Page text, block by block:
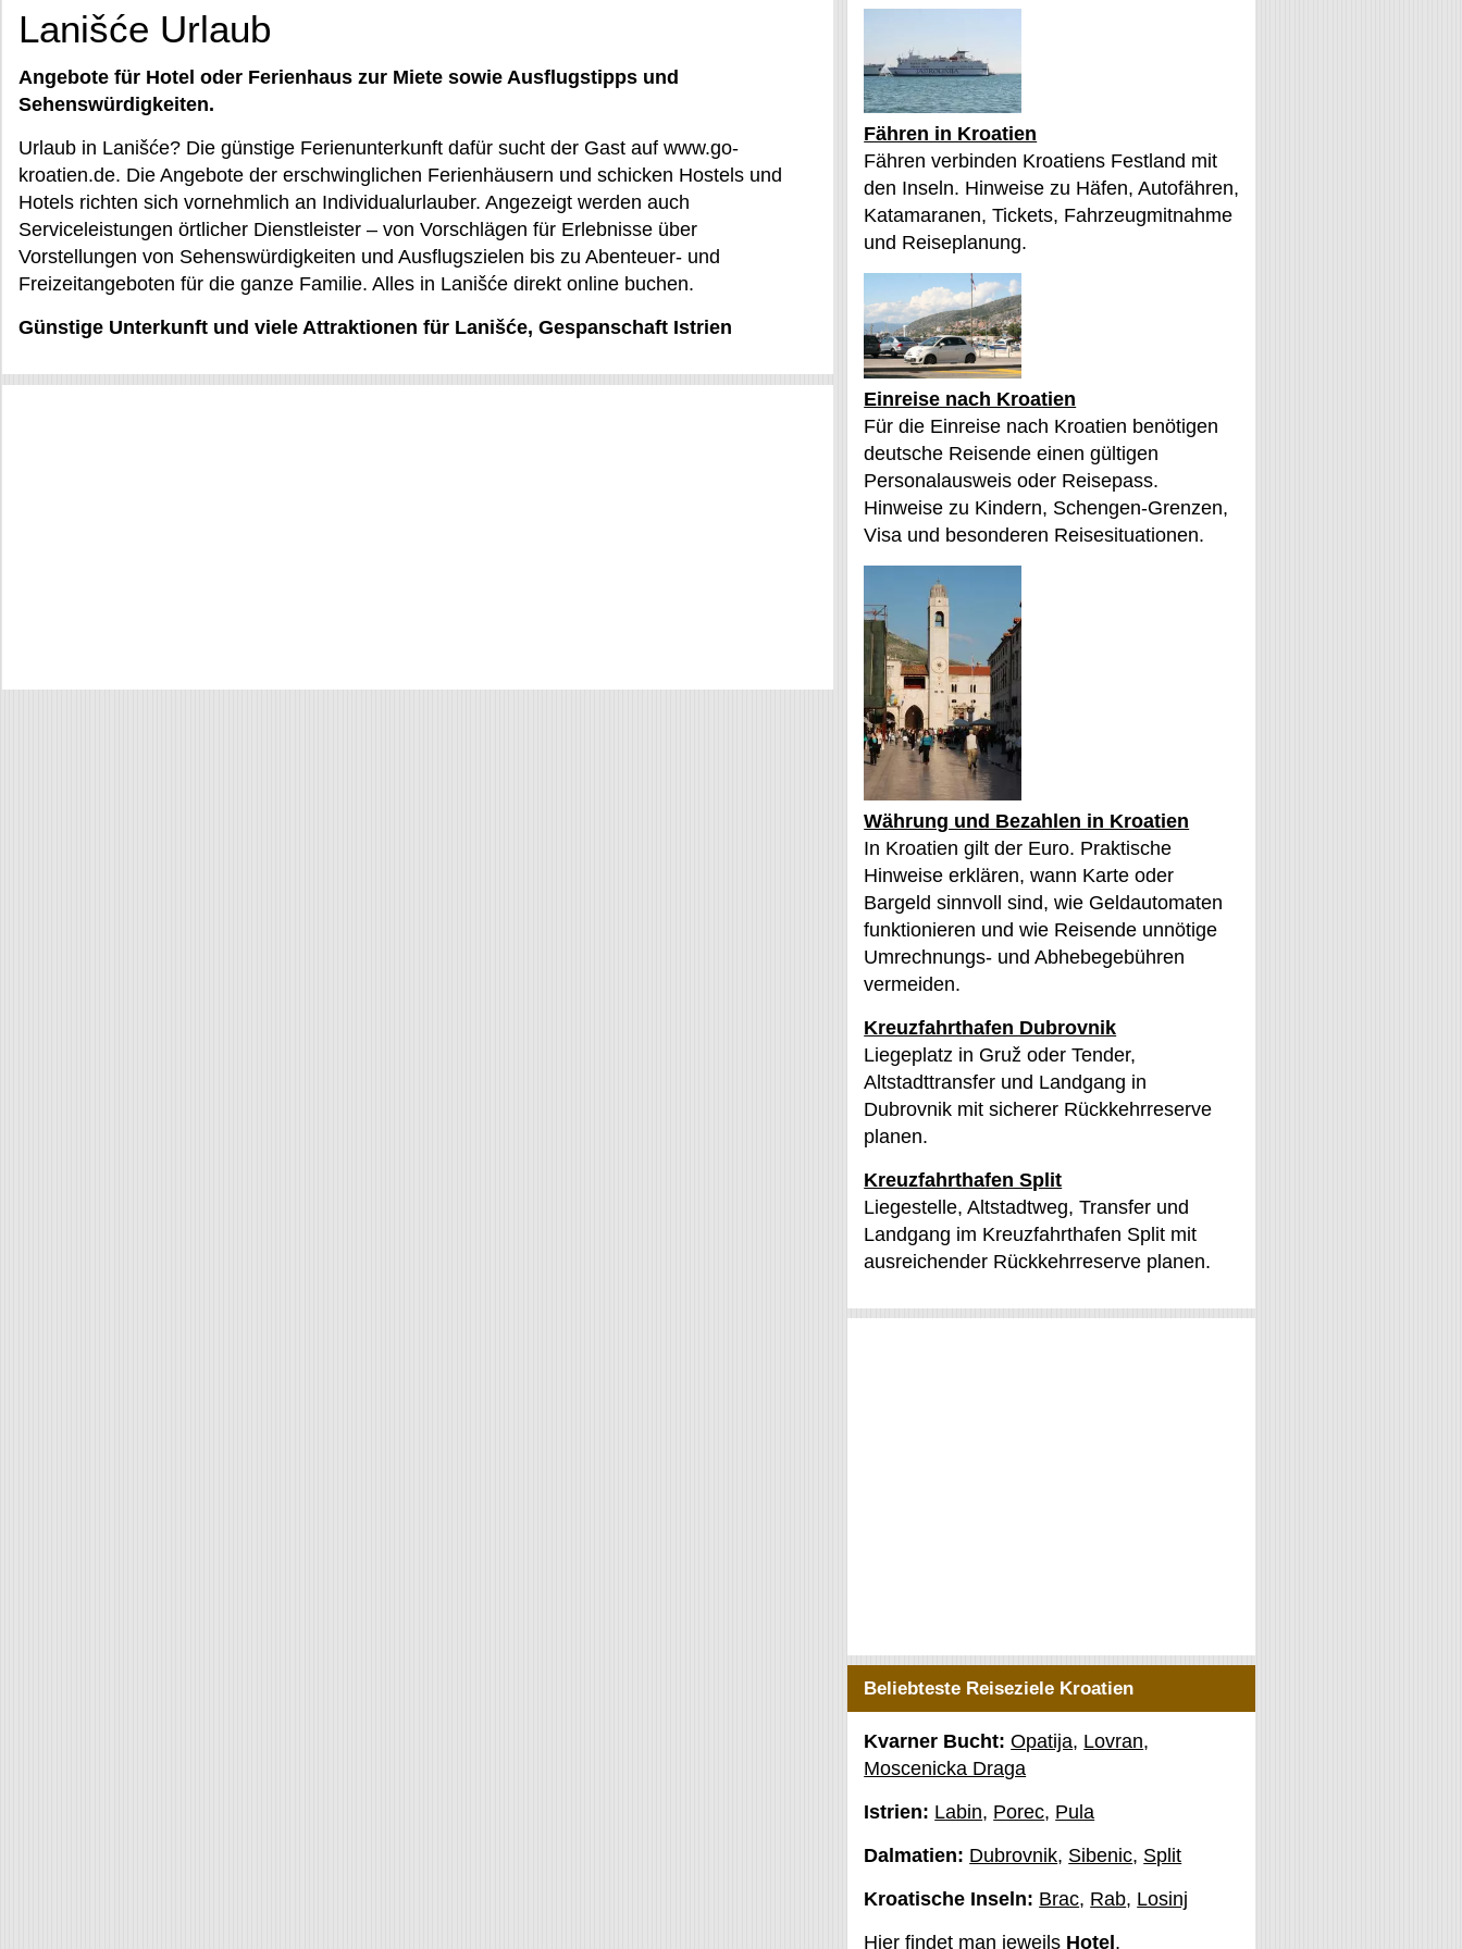
Lanišće Urlaub
Angebote für Hotel oder Ferienhaus zur Miete sowie Ausflugstipps und
Sehenswürdigkeiten.
Urlaub in Lanišće? Die günstige Ferienunterkunft dafür sucht der Gast auf www.go-
kroatien.de. Die Angebote der erschwinglichen Ferienhäusern und schicken Hostels und
Hotels richten sich vornehmlich an Individualurlauber. Angezeigt werden auch
Serviceleistungen örtlicher Dienstleister – von Vorschlägen für Erlebnisse über
Vorstellungen von Sehenswürdigkeiten und Ausflugszielen bis zu Abenteuer- und
Freizeitangeboten für die ganze Familie. Alles in Lanišće direkt online buchen.
Günstige Unterkunft und viele Attraktionen für Lanišće, Gespanschaft Istrien
Fähren in Kroatien
Fähren verbinden Kroatiens Festland mit
den Inseln. Hinweise zu Häfen, Autofähren,
Katamaranen, Tickets, Fahrzeugmitnahme
und Reiseplanung.
Einreise nach Kroatien
Für die Einreise nach Kroatien benötigen
deutsche Reisende einen gültigen
Personalausweis oder Reisepass.
Hinweise zu Kindern, Schengen-Grenzen,
Visa und besonderen Reisesituationen.
Währung und Bezahlen in Kroatien
In Kroatien gilt der Euro. Praktische
Hinweise erklären, wann Karte oder
Bargeld sinnvoll sind, wie Geldautomaten
funktionieren und wie Reisende unnötige
Umrechnungs- und Abhebegebühren
vermeiden.
Kreuzfahrthafen Dubrovnik
Liegeplatz in Gruž oder Tender,
Altstadttransfer und Landgang in
Dubrovnik mit sicherer Rückkehrreserve
planen.
Kreuzfahrthafen Split
Liegestelle, Altstadtweg, Transfer und
Landgang im Kreuzfahrthafen Split mit
ausreichender Rückkehrreserve planen.
Beliebteste Reiseziele Kroatien
Kvarner Bucht: Opatija, Lovran,
Moscenicka Draga
Istrien: Labin, Porec, Pula
Dalmatien: Dubrovnik, Sibenic, Split
Kroatische Inseln: Brac, Rab, Losinj
Hier findet man jeweils Hotel ,